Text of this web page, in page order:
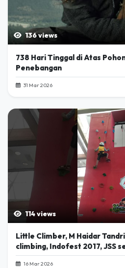
136 views
738 Hari Tinggal di Atas
Penebangan
31 Mar 2026
114 views
Little Climber, M Haidar
climbing, Indofest 2017, JSS
16 Mar 2026